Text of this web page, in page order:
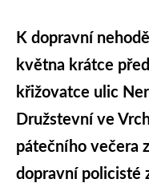
K dopravní
května krátce
křižovatce ulic
Družstevní ve
pátečního večera
dopravní policisté